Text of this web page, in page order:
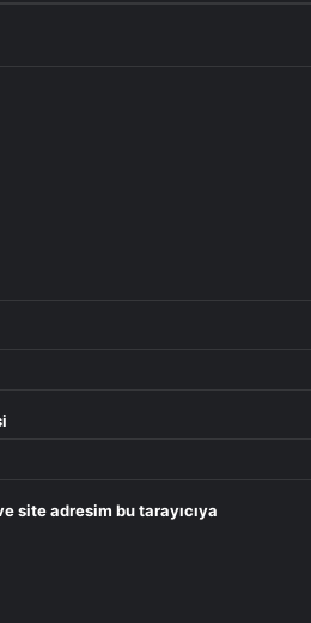
site adresim bu tarayıcıya